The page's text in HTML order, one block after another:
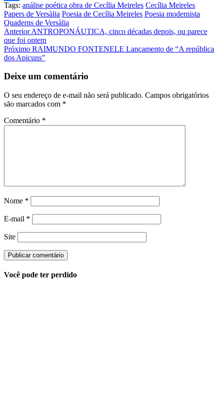
Share
Tags: análise poética obra de Cecília Meireles Cecília Meireles
Papers de Versàlia Poesia de Cecília Meireles Poesia modernista
Quaderns de Versàlia
Post
navigation
AnteriorANTROPONÁUTICA, cinco décadas depois, ou parece
que foi ontem
Próximo RAIMUNDO FONTENELE Lançamento de “A república
dos Apicuns”
Deixe um comentário
O seu endereço de e-mail não será publicado. Campos obrigatórios
são marcados com *
Comentário *
Nome *
E-mail *
Site
Você pode ter perdido